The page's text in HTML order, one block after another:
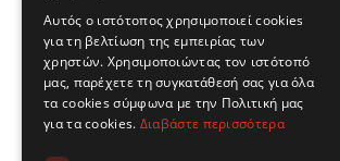
ΕΜΕΙΣ
ΕΣΕΙΣ
Αυτός ο ιστότοπος χρησιμοποιεί cookies
για τη βελτίωση της εμπειρίας των
χρηστών. Χρησιμοποιώντας τον ιστότοπό
μας, παρέχετε τη συγκατάθεσή σας για όλα
τα cookies σύμφωνα με την Πολιτική μας
για τα cookies. Διαβάστε περισσότερα